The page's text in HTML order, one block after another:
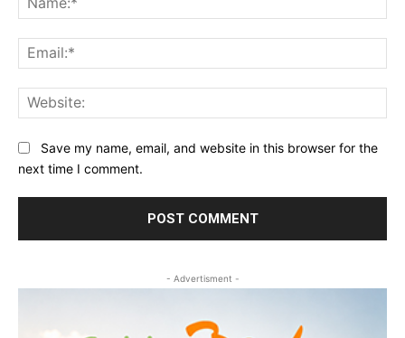
Save my name, email, and website in this browser for the
next time I comment.
- Advertisment -